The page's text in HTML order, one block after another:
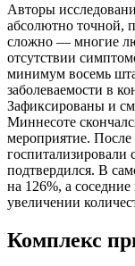
Авторы
абсолютно точной,
сложно — многие
отсутствии
минимум восемь
заболеваемости в
Зафиксированы и
Миннесоте
мероприятие.
подтвердился. В
на 126%, а
увеличении
Комплекс